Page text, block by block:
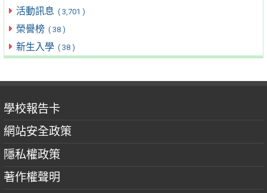
活動訊息 ( 3,701 )
榮譽榜 ( 38 )
新生入學 ( 38 )
學校報告卡
網站安全政策
隱私權政策
著作權聲明